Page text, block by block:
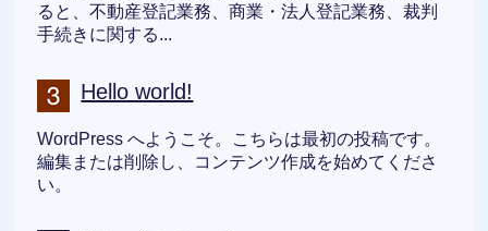
ると、不動産登記業務、商業・法人登記業務、裁判
手続きに関する...
Hello world!
WordPress へようこそ。こちらは最初の投稿です。
編集または削除し、コンテンツ作成を始めてくださ
い。